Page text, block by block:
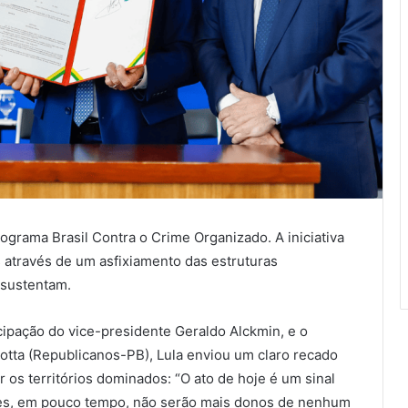
Brasil Contra o Crime Organizado. A iniciativa
de um asfixiamento das estruturas
do vice-presidente Geraldo Alckmin, e o
(Republicanos-PB), Lula enviou um claro recado
territórios dominados: “O ato de hoje é um sinal
em pouco tempo, não serão mais donos de nenhum